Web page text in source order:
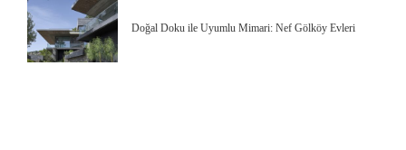
Doğal Doku ile Uyumlu Mimari: Nef Gölköy Evleri